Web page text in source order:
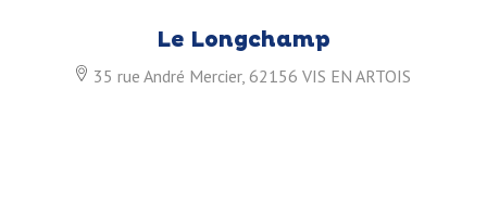
Le Longchamp
35 rue André Mercier, 62156 VIS EN ARTOIS